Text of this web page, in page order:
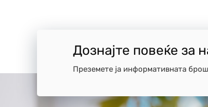
Дознајте повеќе за
Преземете ја информативната